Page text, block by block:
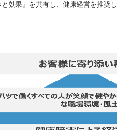
効果』を共有し、健康経営を推奨し